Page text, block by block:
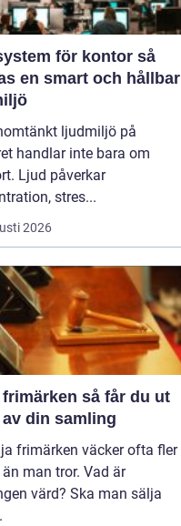
för kontor så
en smart och hållbar
ljudmiljö på
handlar inte bara om
Ljud påverkar
stres...
2026
så får du ut
din samling
frimärken väcker ofta fler
man tror. Vad är
värd? Ska man sälja